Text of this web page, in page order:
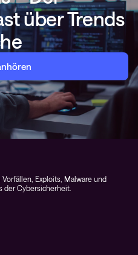
über Trends
Exploits, Malware und
der Cybersicherheit.